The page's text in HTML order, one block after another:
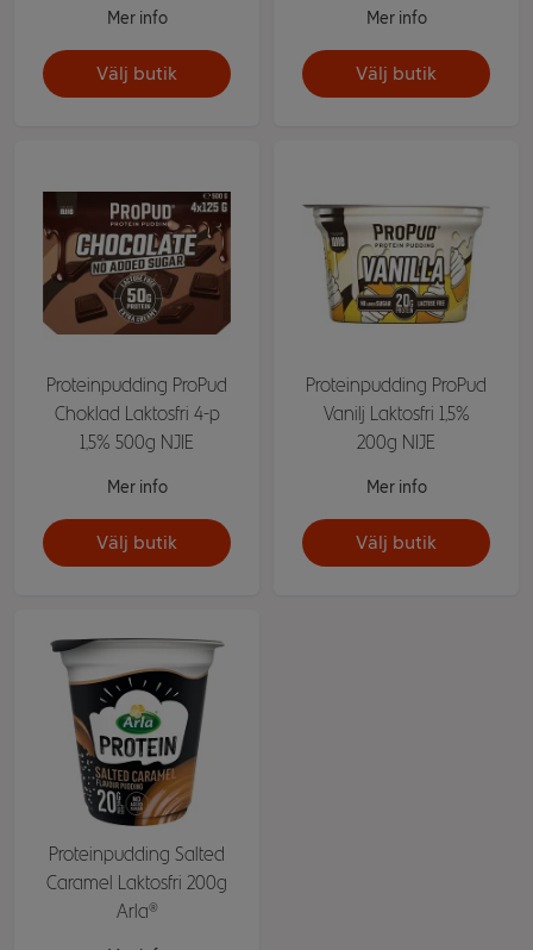
Mer info
Välj butik
Mer info
Välj butik
Proteinpudding ProPud
Choklad Laktosfri 4-p
1,5% 500g NJIE
Mer info
Välj butik
Proteinpudding ProPud
Vanilj Laktosfri 1,5%
200g NIJE
Mer info
Välj butik
Proteinpudding Salted
Caramel Laktosfri 200g
Arla®